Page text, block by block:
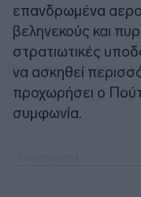
επανδρωμένα
βεληνεκούς και
στρατιωτικές
να ασκηθεί
προχωρήσει ο
συμφωνία.